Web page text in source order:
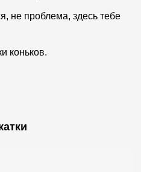
не проблема, здесь тебе
коньков.